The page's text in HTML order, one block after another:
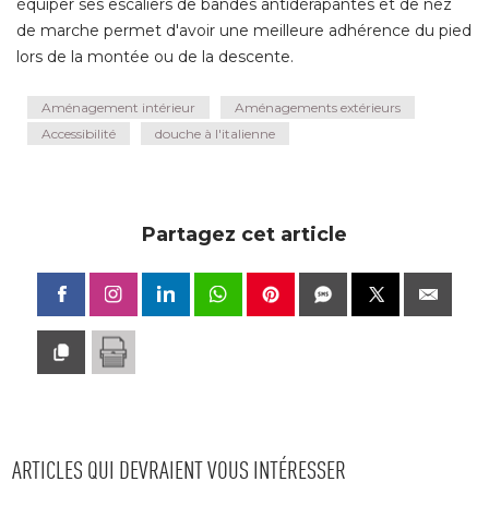
équiper ses escaliers de bandes antidérapantes et de nez
de marche permet d'avoir une meilleure adhérence du pied
lors de la montée ou de la descente.
Aménagement intérieur
Aménagements extérieurs
Accessibilité
douche à l'italienne
Partagez cet article
ARTICLES QUI DEVRAIENT VOUS INTÉRESSER